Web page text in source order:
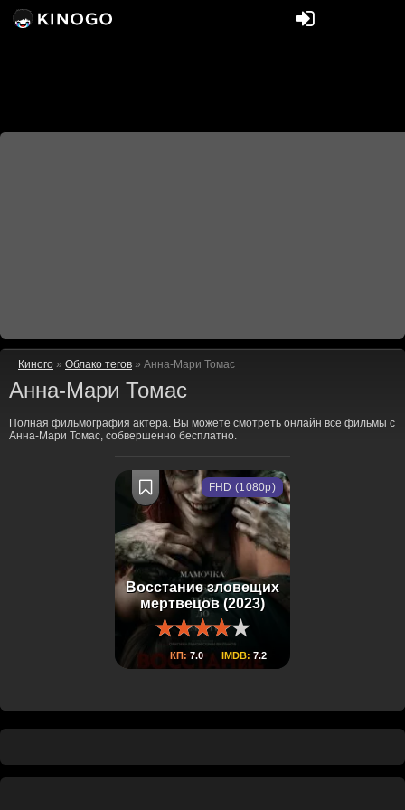
Киного » Облако тегов » Анна-Мари Томас
Анна-Мари Томас
Полная фильмография актера. Вы можете смотреть онлайн все фильмы с
Анна-Мари Томас, собвершенно бесплатно.
Восстание зловещих
мертвецов (2023)
КП: 7.0 IMDB: 7.2
FHD (1080p)